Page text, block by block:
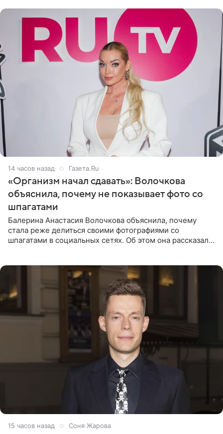
14 часов назад Газета.Ru
«Организм начал сдавать»: Волочкова
объяснила, почему не показывает фото со
шпагатами
Балерина Анастасия Волочкова объяснила, почему
стала реже делиться своими фотографиями со
шпагатами в социальных сетях. Об этом она рассказала
15 часов назад Соня Жарова